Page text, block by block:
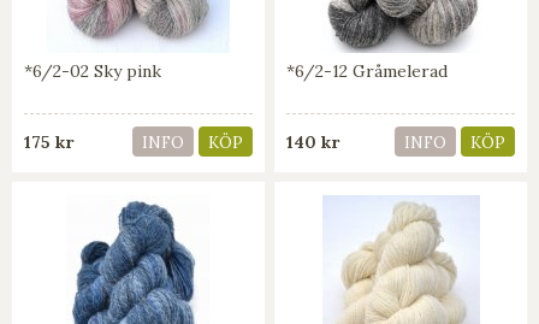
*6/2-02 Sky pink
175 kr INFO KÖP
*6/2-12 Gråmelerad
140 kr INFO KÖP